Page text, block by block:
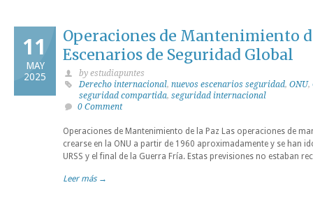
11
MAY
2025
Operaciones de Mantenimiento
Escenarios de Seguridad Global
by estudiapuntes
Derecho internacional, nuevos escenarios seguridad, ONU,
seguridad compartida, seguridad internacional
0 Comment
Operaciones de Mantenimiento de la Paz Las operaciones de
crearse en la ONU a partir de 1960 aproximadamente y se han
URSS y el final de la Guerra Fría. Estas previsiones no estaban
Leer más →